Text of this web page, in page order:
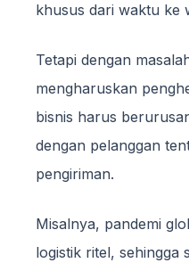
khusus dari waktu ke
Tetapi dengan
mengharuskan
bisnis harus
dengan pelanggan
pengiriman.
Misalnya, pandemi
logistik ritel, sehingga